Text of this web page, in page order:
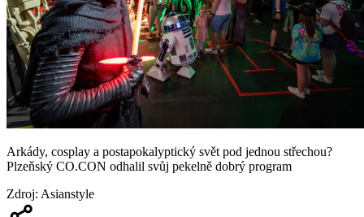
Arkády, cosplay a postapokalyptický svět pod jednou střechou?
Plzeňský CO.CON odhalil svůj pekelně dobrý program
Zdroj: Asianstyle